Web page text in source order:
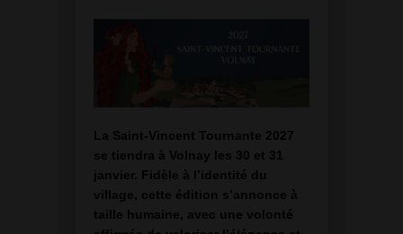
La Saint-Vincent Tournante 2027
se tiendra à Volnay les 30 et 31
janvier. Fidèle à l’identité du
village, cette édition s’annonce à
taille humaine, avec une volonté